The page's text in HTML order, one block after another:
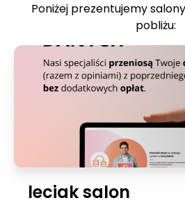
Poniżej prezentujemy
pobliżu:
leciak salon